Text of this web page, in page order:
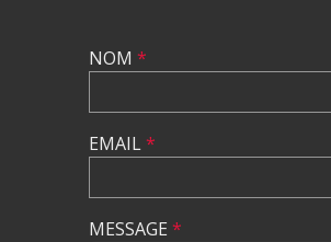
NOM *
EMAIL*
MESSAGE *